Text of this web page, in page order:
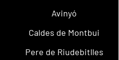
Avinyó
Caldes de Montbui
Pere de Riudebitlles